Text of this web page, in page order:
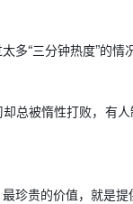
多“三分钟热度”的情
总被惰性打败，有
珍贵的价值，就是